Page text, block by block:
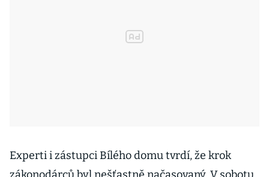
Experti i zástupci Bílého domu tvrdí, že krok